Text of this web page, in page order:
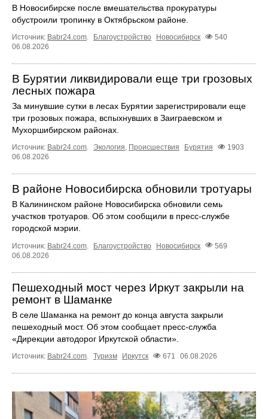
В Новосибирске после вмешательства прокуратуры
обустроили тропинку в Октябрьском районе.
Источник: Babr24.com. Благоустройство Новосибирск
540
06.08.2026
В Бурятии ликвидировали еще три грозовых
лесных пожара
За минувшие сутки в лесах Бурятии зарегистрировали еще
три грозовых пожара, вспыхнувших в Заиграевском и
Мухоршибирском районах.
Источник: Babr24.com. Экология, Происшествия Бурятия
1903
06.08.2026
В районе Новосибирска обновили тротуары
В Калининском районе Новосибирска обновили семь
участков тротуаров. Об этом сообщили в пресс-службе
городской мэрии.
Источник: Babr24.com Благоустройство Новосибирск
569
06.08.2026
Пешеходный мост через Иркут закрыли на
ремонт в Шаманке
В селе Шаманка на ремонт до конца августа закрыли
пешеходный мост. Об этом сообщает пресс‑служба
«Дирекции автодорог Иркутской области».
Источник: Babr24.com Туризм Иркутск 671 06.08.2026